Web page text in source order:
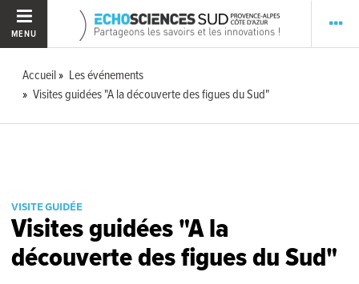
MENU
Accueil
Les événements
Visites guidées "A la découverte des figues du Sud"
VISITE GUIDÉE
Visites guidées "A la
découverte des figues du Sud"